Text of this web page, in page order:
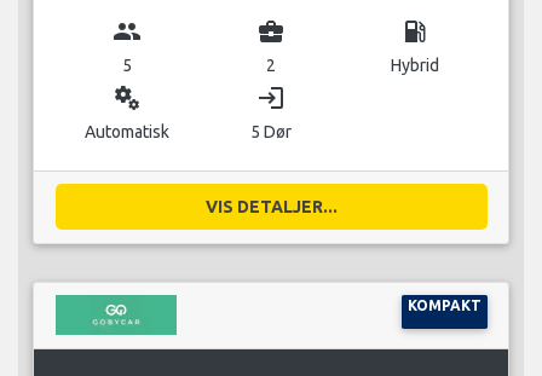
group
5
business_center
2
local_gas_station
Hybrid
miscellaneous_services
Automatisk
login
5 Dør
VIS DETALJER...
KOMPAKT